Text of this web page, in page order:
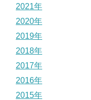
2021年
2020年
2019年
2018年
2017年
2016年
2015年